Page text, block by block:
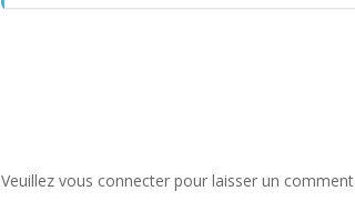
Veuillez vous connecter pour laisser un